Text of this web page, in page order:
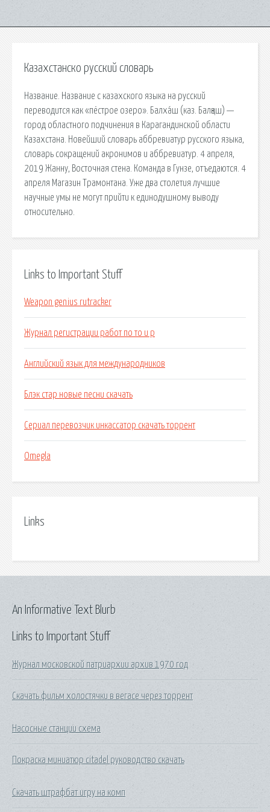
Казахстанско русский словарь
Название. Название с казахского языка на русский
переводится как «пёстрое озеро». Балха́ш (каз. Балқаш) —
город областного подчинения в Карагандинской области
Казахстана. Новейший словарь аббревиатур русского языка,
словарь сокращений акронимов и аббревиатур. 4 апреля,
2019 Жанну, Восточная стена. Команда в Гунзе, отъедаются. 4
апреля Магазин Трамонтана. Уже два столетия лучшие
научные умы не могут прийти к единодушному выводу
относительно.
Links to Important Stuff
Weapon genius rutracker
Журнал регистрации работ по то и р
Английский язык для международников
Блэк стар новые песни скачать
Сериал перевозчик инкассатор скачать торрент
Omegla
Links
Links to Important Stuff
Журнал московской патриархии архив 1970 год
Скачать фильм холостячки в вегасе через торрент
Насосные станции схема
Покраска миниатюр citadel руководство скачать
Скачать штрафбат игру на комп
An Informative Text Blurb